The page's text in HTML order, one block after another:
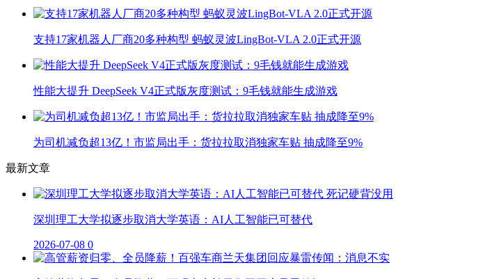
支持17家机器人厂商20多种构型 蚂蚁灵波LingBot-VLA 2.0正式开源
性能大提升 DeepSeek V4正式版灰度测试：9毛钱就能生成游戏
为司机减负超13亿！市监局出手：货拉拉取消独家车贴 抽成降至9%
最新文章
深圳理工大学拟逐步取消大学英语：AI人工智能已可替代
2026-07-08 0